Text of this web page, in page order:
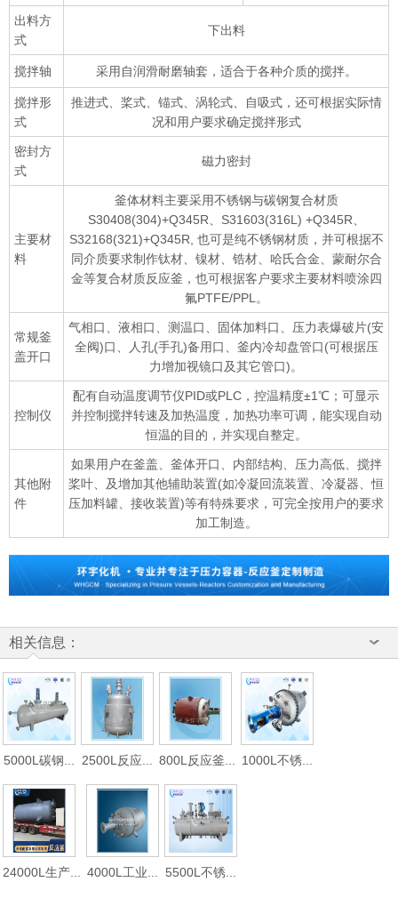
出料方
式
下出料
搅拌轴 采用自润滑耐磨轴套，适合于各种介质的搅拌。
搅拌形
式
推进式、桨式、锚式、涡轮式、自吸式，还可根据实际情
况和用户要求确定搅拌形式
密封方
式
磁力密封
主要材
料
釜体材料主要采用不锈钢与碳钢复合材质
S30408(304)+Q345R、S31603(316L) +Q345R、
S32168(321)+Q345R, 也可是纯不锈钢材质，并可根据不
同介质要求制作钛材、镍材、锆材、哈氏合金、蒙耐尔合
金等复合材质反应釜，也可根据客户要求主要材料喷涂四
氟PTFE/PPL。
常规釜
盖开口
气相口、液相口、测温口、固体加料口、压力表爆破片(安
全阀)口、人孔(手孔)备用口、釜内冷却盘管口(可根据压
力增加视镜口及其它管口)。
控制仪
配有自动温度调节仪PID或PLC，控温精度±1℃；可显示
并控制搅拌转速及加热温度，加热功率可调，能实现自动
恒温的目的，并实现自整定。
其他附
件
如果用户在釜盖、釜体开口、内部结构、压力高低、搅拌
桨叶、及增加其他辅助装置(如冷凝回流装置、冷凝器、恒
压加料罐、接收装置)等有特殊要求，可完全按用户的要求
加工制造。
相关信息：
5000L碳钢... 2500L反应... 800L反应釜... 1000L不锈...
24000L生产... 4000L工业... 5500L不锈...